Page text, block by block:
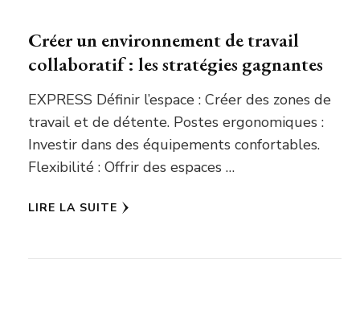
Créer un environnement de travail
collaboratif : les stratégies gagnantes
EXPRESS Définir l’espace : Créer des zones de
travail et de détente. Postes ergonomiques :
Investir dans des équipements confortables.
Flexibilité : Offrir des espaces …
LIRE LA SUITE